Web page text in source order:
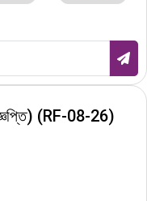
(RF-08-26)